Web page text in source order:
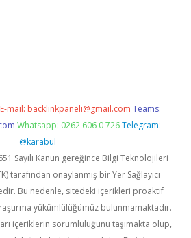
E-mail: backlinkpaneli@gmail.com Teams:
Whatsapp: 0262 606 0 726 Telegram:
@karabul
Sayılı Kanun gereğince Bilgi Teknolojileri
tarafından onaylanmış bir Yer Sağlayıcı
Bu nedenle, sitedeki içerikleri proaktif
yükümlülüğümüz bulunmamaktadır.
içeriklerin sorumluluğunu taşımakta olup,